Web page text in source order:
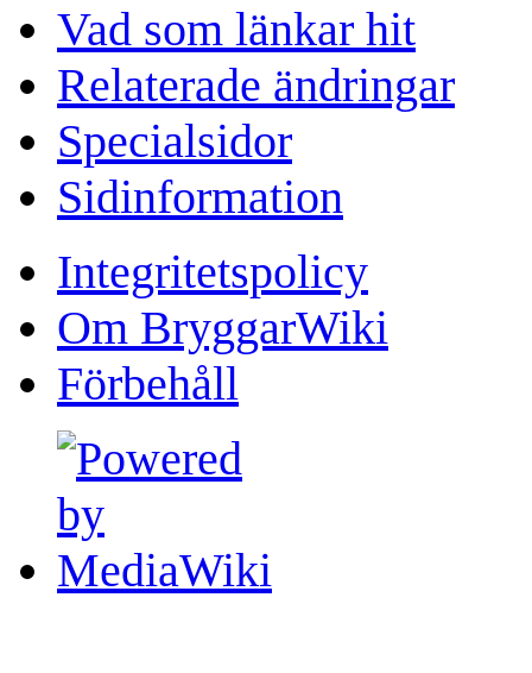
Vad som länkar hit
Relaterade ändringar
Specialsidor
Sidinformation
Integritetspolicy
Om BryggarWiki
Förbehåll